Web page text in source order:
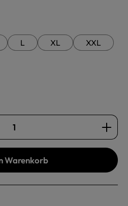
L XL
XXL
gewünschten Wert ein
Warenkorb